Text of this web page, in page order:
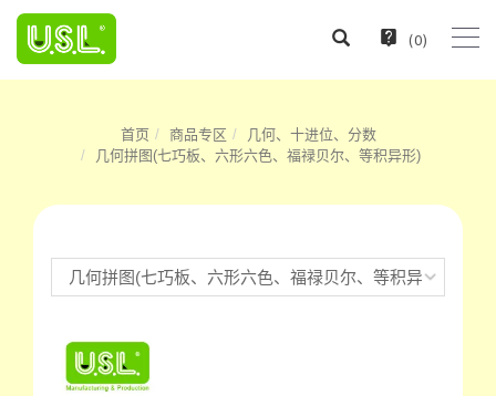
(0)
首页 商品专区
几何、十进位、分数
几何拼图(七巧板、六形六色、福禄贝尔、等积异形)